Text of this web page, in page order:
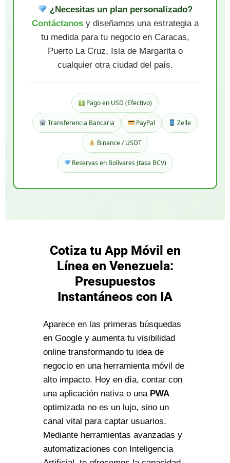
¿Necesitas un plan personalizado?
Contáctanosy diseñamos una estrategia a
tu medida para tu negocio en Caracas,
Puerto La Cruz, Isla de Margarita o
cualquier otra ciudad del país.
Pago en USD (Efectivo)
Transferencia Bancaria PayPal Zelle
Binance / USDT
Reservas en Bolívares (tasa BCV)
Cotiza tu App Móvil en
Línea en Venezuela:
Presupuestos
Instantáneos con IA
Aparece en las primeras búsquedas
en Google y aumenta tu visibilidad
online transformando tu idea de
negocio en una herramienta móvil de
alto impacto. Hoy en día, contar con
una aplicación nativa o una PWA
optimizada no es un lujo, sino un
canal vital para captar usuarios.
Mediante herramientas avanzadas y
automatizaciones con Inteligencia